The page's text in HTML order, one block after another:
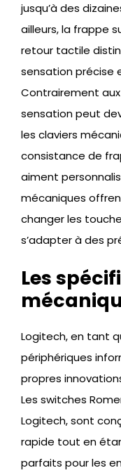
jusqu’à des
ailleurs, la frappe
retour tactile
sensation précise
Contrairement
sensation peut
les claviers
consistance de
aiment
mécaniques
changer les
s’adapter à des
Les
Logitech, en tant
périphériques
propres
Les switches
Logitech, sont
rapide tout en
parfaits pour les